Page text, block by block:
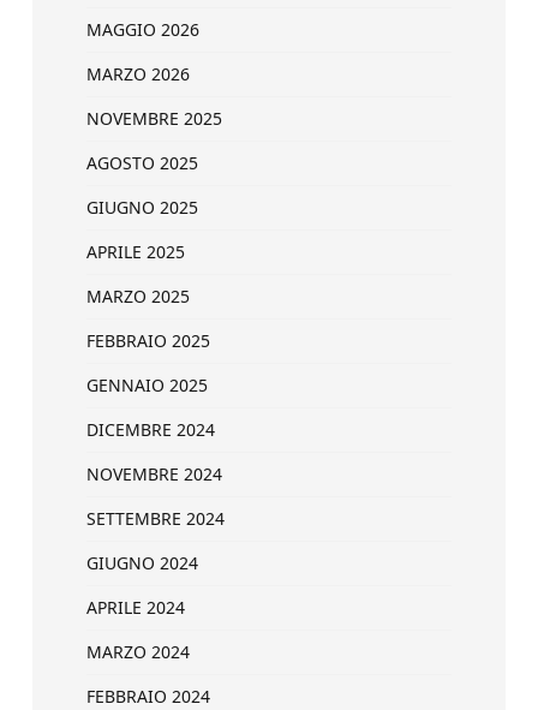
MAGGIO 2026
MARZO 2026
NOVEMBRE 2025
AGOSTO 2025
GIUGNO 2025
APRILE 2025
MARZO 2025
FEBBRAIO 2025
GENNAIO 2025
DICEMBRE 2024
NOVEMBRE 2024
SETTEMBRE 2024
GIUGNO 2024
APRILE 2024
MARZO 2024
FEBBRAIO 2024